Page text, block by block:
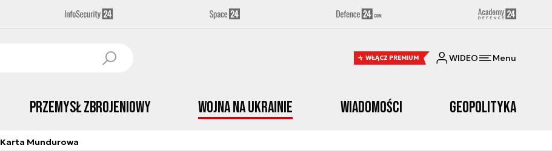
WŁĄCZ PREMIUM WIDEO Menu
Przemysł Zbrojeniowy Wojna na Ukrainie Wiadomości Geopolityka
Karta Mundurowa